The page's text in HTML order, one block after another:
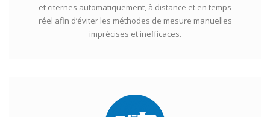
et citernes automatiquement, à distance et en temps
réel afin d’éviter les méthodes de mesure manuelles
imprécises et inefficaces.